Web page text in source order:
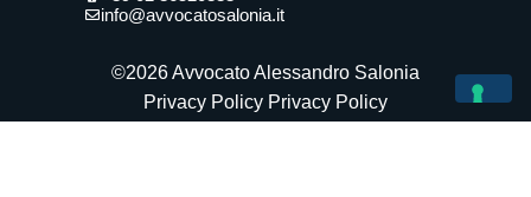
info@avvocatosalonia.it
©2026 Avvocato Alessandro Salonia
Privacy Policy Privacy Policy